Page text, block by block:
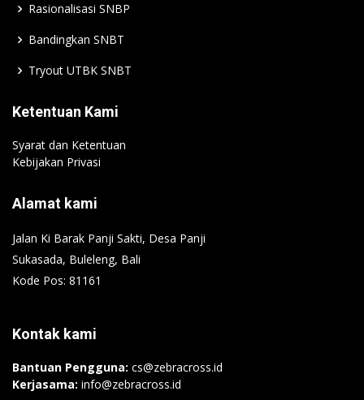
Rasionalisasi SNBP
Bandingkan SNBT
Tryout UTBK SNBT
Ketentuan Kami
Syarat dan Ketentuan
Kebijakan Privasi
Alamat kami
Jalan Ki Barak Panji Sakti, Desa Panji
Sukasada, Buleleng, Bali
Kode Pos: 81161
Kontak kami
Bantuan Pengguna: cs@zebracross.id
Kerjasama: info@zebracross.id